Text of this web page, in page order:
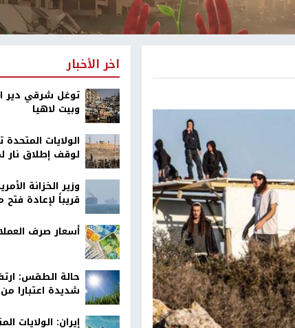
اخر الأخبار
توغل شرقي دير
وبيت لاهيا
الولايات
لوقف إطلاق نار
وزير الخزانة
قريباً لإعادة
أسعار صرف
حالة الطقس:
شديدة اعتبارا
إيران: الولايات